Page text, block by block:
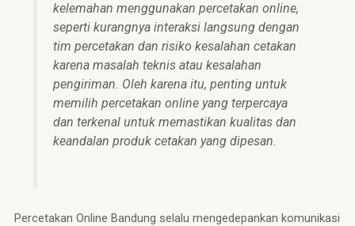
kelemahan menggunakan percetakan online,
seperti kurangnya interaksi langsung dengan
tim percetakan dan risiko kesalahan cetakan
karena masalah teknis atau kesalahan
pengiriman. Oleh karena itu, penting untuk
memilih percetakan online yang terpercaya
dan terkenal untuk memastikan kualitas dan
keandalan produk cetakan yang dipesan.
Percetakan Online Bandung selalu mengedepankan komunikasi